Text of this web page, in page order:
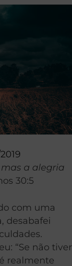
a alegria
30:5
com uma
desabafei
“Se não tiver
realmente